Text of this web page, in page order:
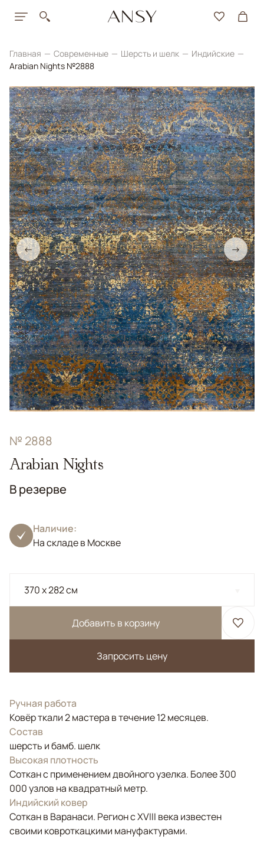
Главная Современные Шерсть и шелк
Индийские
Arabian Nights №2888
← →
№ 2888
Arabian Nights
В резерве
Наличие:
На складе в Москве
370 x 282 см
Добавить в корзину
Запросить цену
Ручная работа
Ковёр ткали 2 мастера в течение 12 месяцев.
Состав
шерсть и бамб. шелк
Высокая плотность
Соткан с применением двойного узелка. Более 300
000 узлов на квадратный метр.
Индийский ковер
Соткан в Варанаси. Регион с XVIII века известен
своими ковроткацкими мануфактурами.